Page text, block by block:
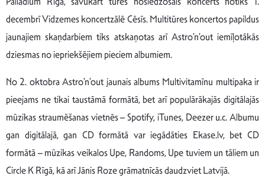
decembrī Vidzemes koncertzālē Cēsīs. Multitūres koncertos papildus
jaunajiem skaņdarbiem tiks atskaņotas arī Astro’n’out iemīļotākās
dziesmas no iepriekšējiem pieciem albumiem.
No 2. oktobra Astro’n’out jaunais albums Multivitamīnu multipaka ir
pieejams ne tikai taustāmā formātā, bet arī populārākajās digitālajās
mūzikas straumēšanas vietnēs – Spotify, iTunes, Deezer u.c. Albumu
gan digitālajā, gan CD formātā var iegādāties Ekase.lv, bet CD
formātā – mūzikas veikalos Upe, Randoms, Upe tuviem un tāliem un
Circle K Rīgā, kā arī Jānis Roze grāmatnīcās daudzviet Latvijā.